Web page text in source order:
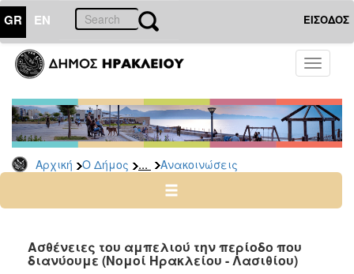
GR EN ΕΙΣΟΔΟΣ
Toggle
Αρχική Ο Δήμος ... Ανακοινώσεις
ΔΗΜΟΣ
Υπηρεσίες
&
Φορείς
Δημοτικές
Υπηρεσίες
Ηλεκτρονική
Διακυβέρνηση
Ασθένειες του αμπελιού την περίoδο που
διανύουμε (Νομοί Ηρακλείου - Λασιθίου)